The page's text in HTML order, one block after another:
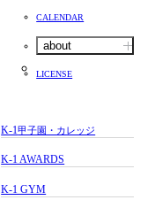
CALENDAR
about
LICENSE
K-1甲子園・カレッジ
K-1 AWARDS
K-1 GYM